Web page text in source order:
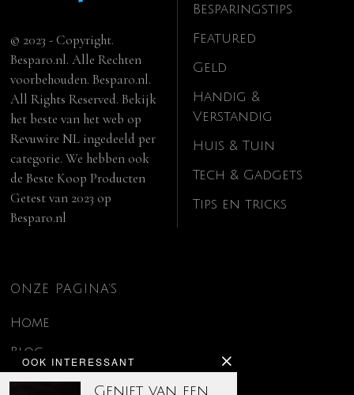
OOK INTERESSANT
Geniet van een
© 2023 - Copyright.
Besparo.nl. Alle Rechten
voorbehouden. Besparo.nl.
All Rights Reserved. Bekijk
het beste van het web op
Revuwire NL ingedeeld per
categorie. We hebben ook
deBeste Koop Producten
Getest van 2023 op
Besparo.nl
Besparingstips
Featured
Geld
Handig &
Verstandig
Huis & Tuin
Tech & Gadgets
Tips en tricks
ONZE PAGINA’S
Home
Blog
Contact